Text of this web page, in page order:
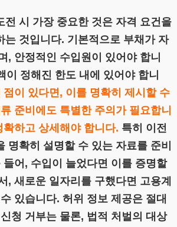
전 시 가장 중요한 것은 자격 요건을
는 것입니다. 기본적으로 부채가 자
, 안정적인 수입원이 있어야 합니
이 정해진 한도 내에 있어야 합니
점이 있다면, 이를 명확히 제시할 수
준비에도 특별한 주의가 필요합니
하고 상세해야 합니다. 특히 이전
명확히 설명할 수 있는 자료를 준비
어, 수입이 늘었다면 이를 증명할
, 새로운 일자리를 구했다면 고용계
있습니다. 허위 정보 제공은 절대
청 거부는 물론, 법적 처벌의 대상